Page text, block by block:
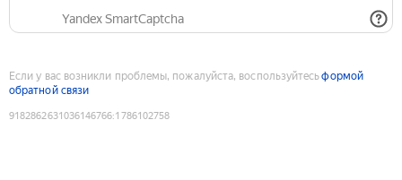
Yandex SmartCaptcha
Если у вас возникли проблемы, пожалуйста, воспользуйтесьформой
обратной связи
9182862631036146766:1786102758